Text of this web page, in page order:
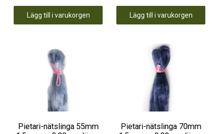
Lägg till i varukorgen Lägg till i varukorgen
Pietari-nätslinga 55mm
Pietari-nätslinga 70mm